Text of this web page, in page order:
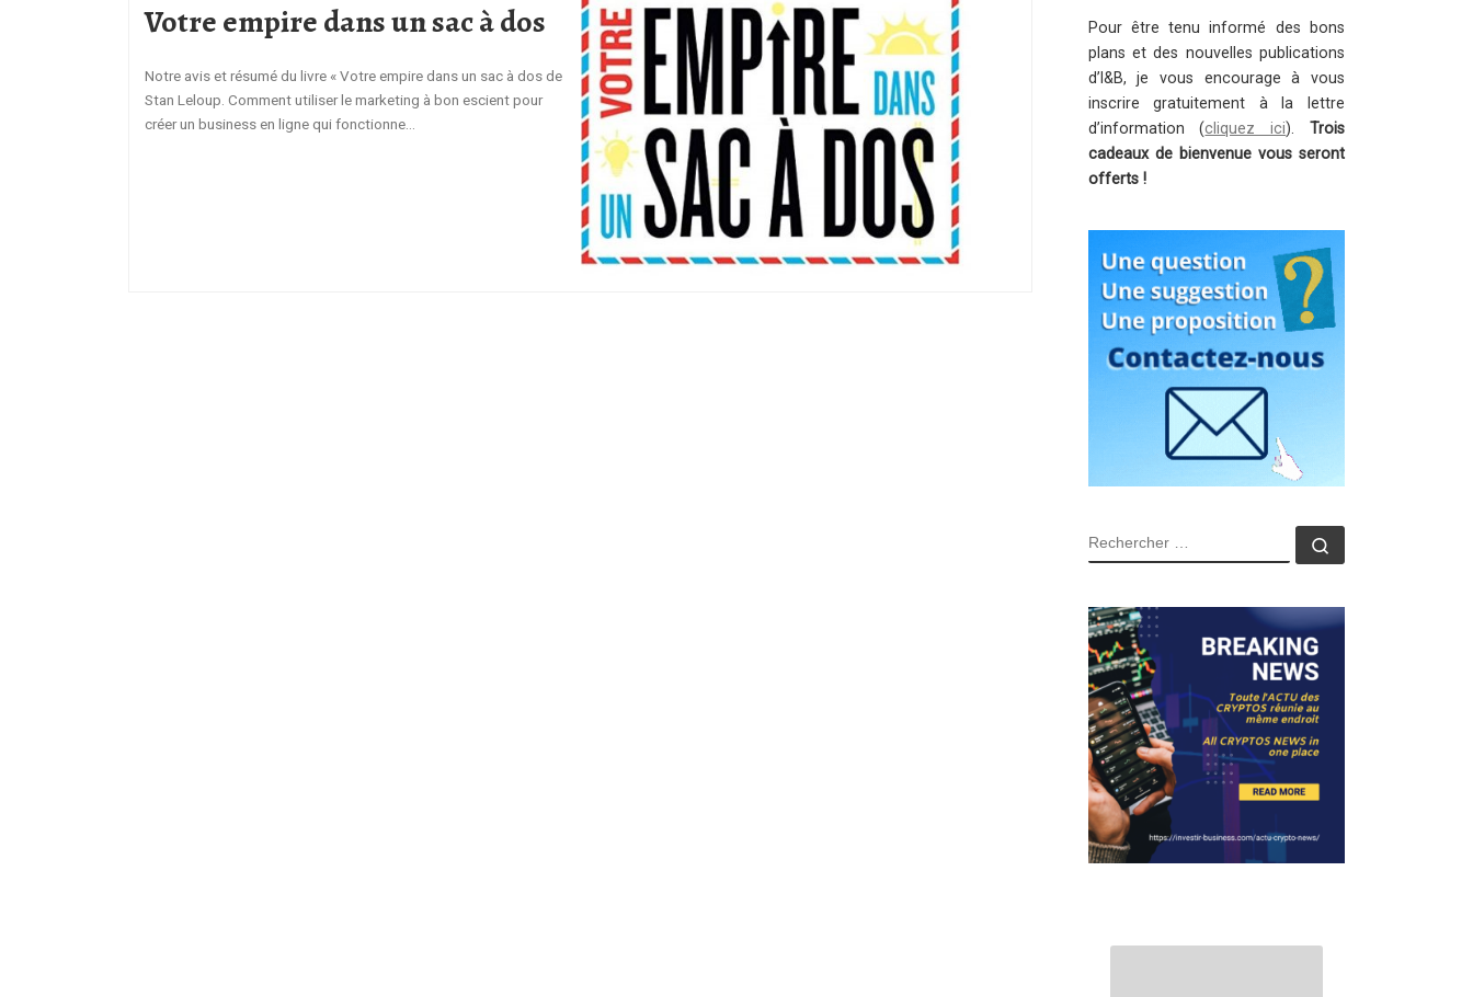
Votre empire dans un sac à dos
Notre avis et résumé du livre « Votre empire dans un sac à dos de
Stan Leloup. Comment utiliser le marketing à bon escient pour
créer un business en ligne qui fonctionne…
Pour être tenu informé des bons
plans et des nouvelles publications
d’I&B, je vous encourage à vous
inscrire gratuitement à la lettre
d’information (cliquez ici).Trois
cadeaux de bienvenue vous seront
offerts !
RECHERCHER